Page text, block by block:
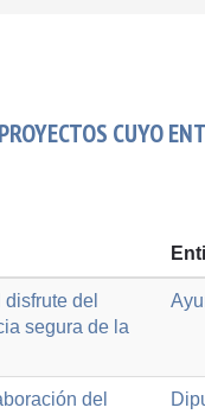
PROYECTOS CUYO
del
segura de la
del